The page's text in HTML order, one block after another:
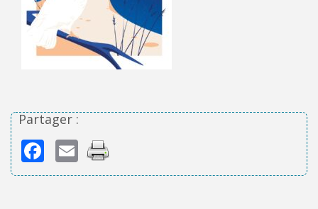
Partager :
Facebook
Email